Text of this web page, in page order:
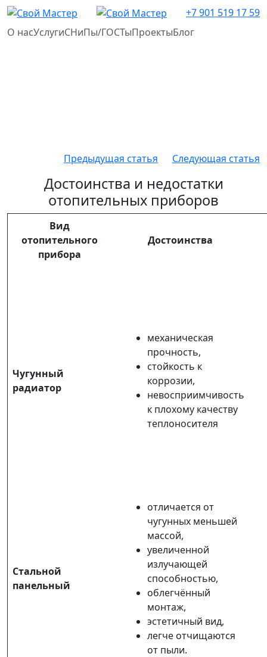
+7 901 519 17 59
О насУслугиСНиПы/ГОСТыПроектыБлог
Предыдущая статья Следующая статья
Достоинства и недостатки
отопительных приборов
Вид
отопительного
прибора
Достоинства
Чугунный
радиатор
механическая
прочность,
стойкость к
коррозии,
невосприимчивость
к плохому качеству
теплоносителя
Стальной
панельный
отличается от
чугунных меньшей
массой,
увеличенной
излучающей
способностью,
облегчённый
монтаж,
эстетичный вид,
легче отчищаются
от пыли.